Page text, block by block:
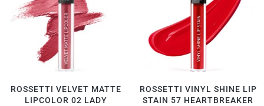
ROSSETTI VELVET MATTE
LIPCOLOR 02 LADY
ROSSETTI VINYL SHINE LIP
STAIN 57 HEARTBREAKER